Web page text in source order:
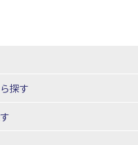
探す